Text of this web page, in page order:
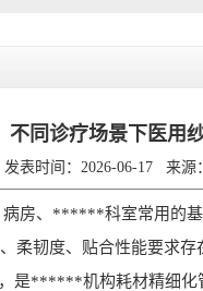
不同诊疗场景下医用
发表时间：2026-06-17 来源：
房、******科室常用的基
柔韧度、贴合性能要求
是******机构耗材精细化